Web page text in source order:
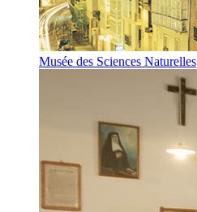
Musée des Sciences Naturelles